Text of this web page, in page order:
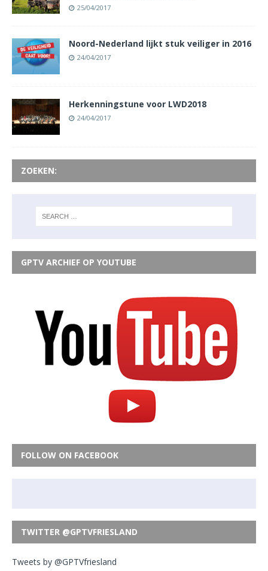
25/04/2017
Noord-Nederland lijkt stuk veiliger in 2016
24/04/2017
Herkenningstune voor LWD2018
24/04/2017
ZOEKEN:
GPTV ARCHIEF OP YOUTUBE
FOLLOW ON FACEBOOK
TWITTER @GPTVFRIESLAND
Tweets by @GPTVfriesland